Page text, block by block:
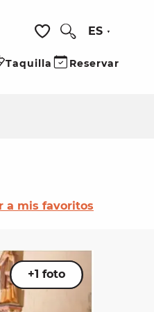
Voir les favoris
ES
Taquilla Reservar
favoris
a mis favoritos
+1 foto